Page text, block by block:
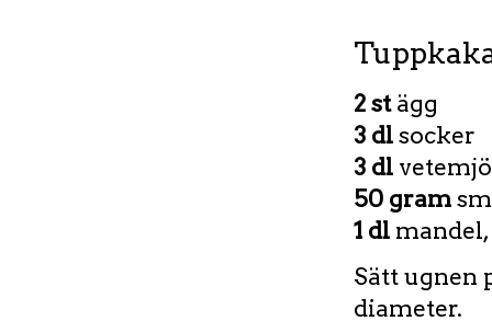
2 st ägg
3 dl socker
3 dl
50 gram
1 dl
Sätt ugnen
diameter.